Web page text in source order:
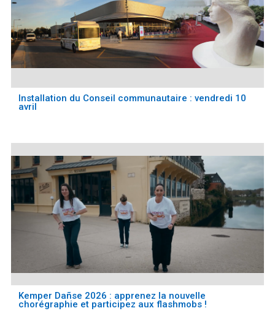
Installation du Conseil communautaire : vendredi 10
avril
Kemper Dañse 2026 : apprenez la nouvelle
chorégraphie et participez aux flashmobs !